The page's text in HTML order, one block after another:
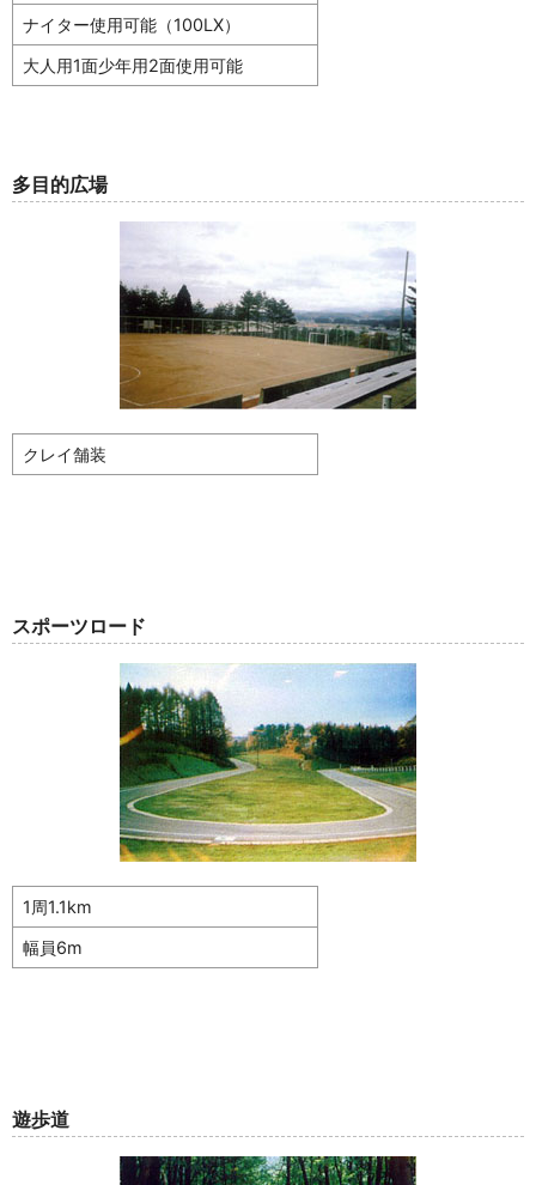
ナイター使用可能（100LX）
大人用1面少年用2面使用可能
多目的広場
クレイ舗装
スポーツロード
1周1.1km
幅員6m
遊歩道